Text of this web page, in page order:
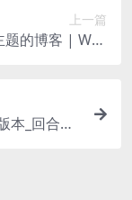
上一篇
题的博客 | Wor
本_回合手